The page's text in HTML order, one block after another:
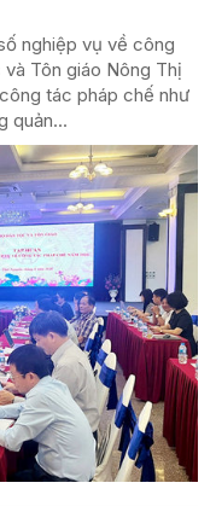
nghiệp vụ về công
Tôn giáo Nông Thị
tác pháp chế như
quản...